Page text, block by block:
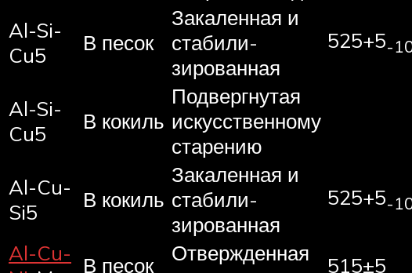
Al-Si-
Cu5
В песок
Закаленная и
стабили-
зированная
525+5-
Al-Si-
Cu5
В кокиль
Подвергнутая
искусственному
старению
Al-Cu-
Si5
В кокиль
Закаленная и
стабили-
зированная
525+5-
Al-Cu- В песок
Отвержденная
515±5